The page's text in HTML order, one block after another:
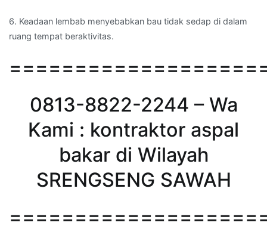
6. Keadaan lembab menyebabkan bau tidak sedap di dalam
ruang tempat beraktivitas.
0813-8822-2244 – Wa
Kami : kontraktor aspal
bakar di Wilayah
SRENGSENG SAWAH